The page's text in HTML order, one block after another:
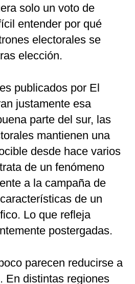
solo un voto de
entender por qué
electorales se
elección.
publicados por El
justamente esa
parte del sur, las
mantienen una
desde hace varios
de un fenómeno
a la campaña de
de un
Lo que refleja
postergadas.
parecen reducirse a
En distintas regiones